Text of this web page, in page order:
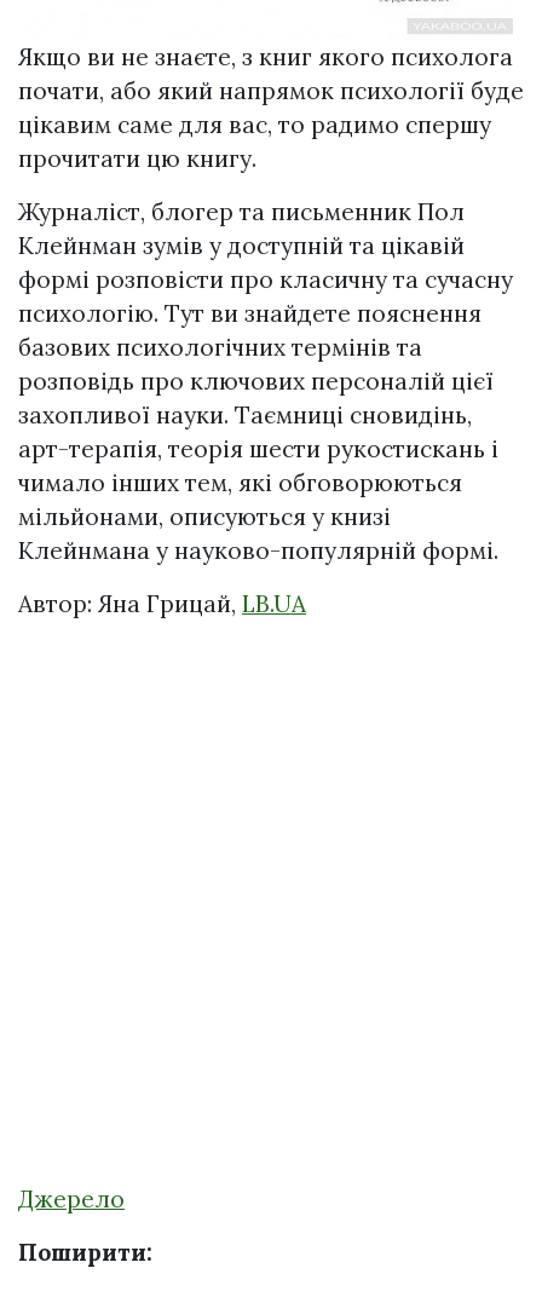
Якщо ви не знаєте, з книг якого психолога
почати, або який напрямок психології буде
цікавим саме для вас, то радимо спершу
прочитати цю книгу.
Журналіст, блогер та письменник Пол
Клейнман зумів у доступній та цікавій
формі розповісти про класичну та сучасну
психологію. Тут ви знайдете пояснення
базових психологічних термінів та
розповідь про ключових персоналій цієї
захопливої науки. Таємниці сновидінь,
арт-терапія, теорія шести рукостискань і
чимало інших тем, які обговорюються
мільйонами, описуються у книзі
Клейнмана у науково-популярній формі.
Автор: Яна Грицай, LB.UA
Джерело
Поширити: